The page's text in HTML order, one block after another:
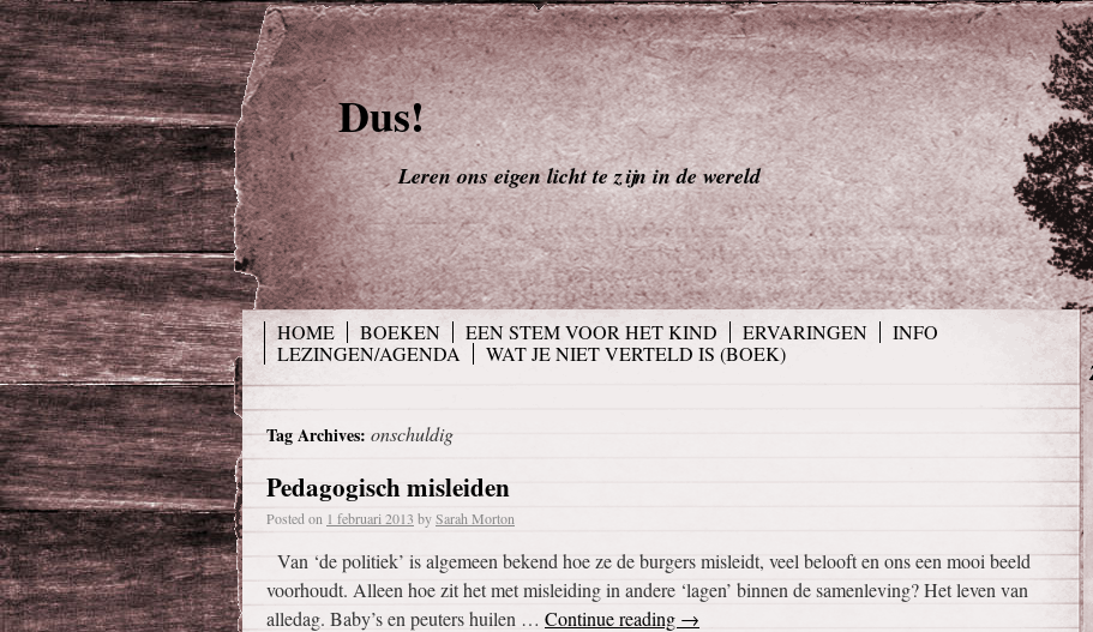
Dus!
Leren ons eigen licht te zijn in de wereld
HOME BOEKEN EEN STEM VOOR HET KIND ERVARINGEN
INFO
LEZINGEN/AGENDA
WAT JE NIET VERTELD IS (BOEK)
Tag Archives: onschuldig
Pedagogisch misleiden
Posted on 1 februari 2013 bySarah Morton
Van ‘de politiek’ is algemeen bekend hoe ze de burgers misleidt, veel belooft en ons een mooi beeld
voorhoudt. Alleen hoe zit het met misleiding in andere ‘lagen’ binnen de samenleving? Het leven van
alledag. Baby’s en peuters huilen … Continue reading →